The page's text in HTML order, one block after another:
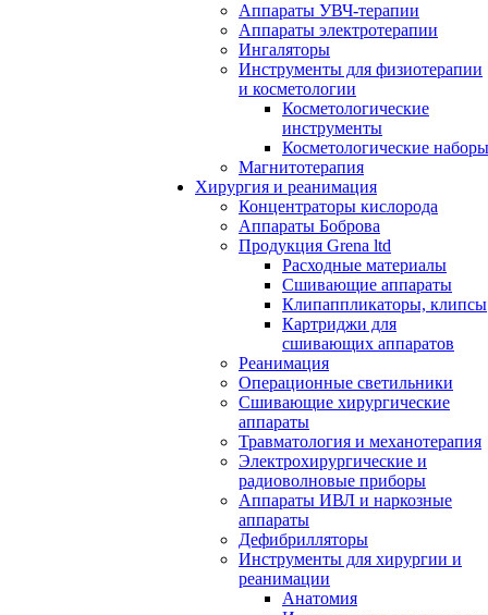
Аппараты УВЧ-терапии
Аппараты электротерапии
Ингаляторы
Инструменты для физиотерапии
и косметологии
Косметологические
инструменты
Косметологические наборы
Магнитотерапия
Хирургия и реанимация
Концентраторы кислорода
Аппараты Боброва
Продукция Grena ltd
Расходные материалы
Сшивающие аппараты
Клипаппликаторы, клипсы
Картриджи для
сшивающих аппаратов
Реанимация
Операционные светильники
Сшивающие хирургические
аппараты
Травматология и механотерапия
Электрохирургические и
радиоволновые приборы
Аппараты ИВЛ и наркозные
аппараты
Дефибрилляторы
Инструменты для хирургии и
реанимации
Анатомия